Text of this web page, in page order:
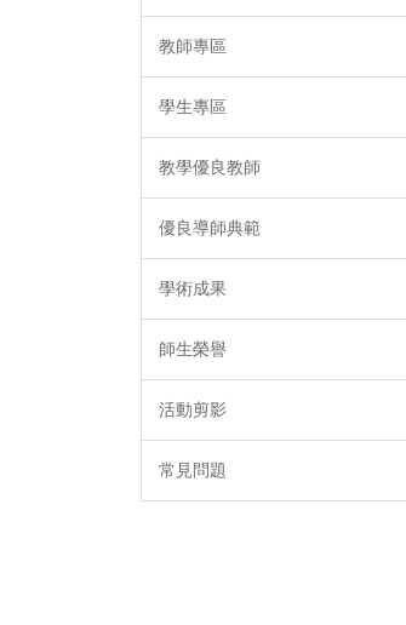
教師專區
學生專區
教學優良教師
優良導師典範
學術成果
師生榮譽
活動剪影
常見問題